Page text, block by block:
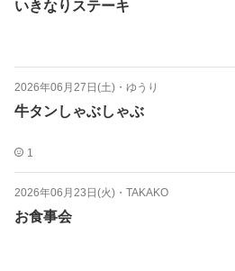
いきなりステーキ
2026年06月27日(土) ・ ゆうり
牛タンしゃぶしゃぶ
1
2026年06月23日(火) ・ TAKAKO
お食事会